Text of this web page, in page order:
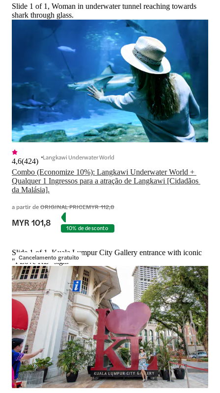
Slide 1 of 1, Woman in underwater tunnel reaching towards
shark through glass.
Combo (Economize 10%): Langkawi Underwater World +
Qualquer 1 Ingressos para a atração de Langkawi [Cidadãos
da Malásia].
4,6(424) Langkawi Underwater World
a partir deORIGINAL PRICEMYR 112,8
MYR 101,8 10% de desconto
Cancelamento gratuito
Slide 1 of 1, Kuala Lumpur City Gallery entrance with iconic
"I Love KL" sign.